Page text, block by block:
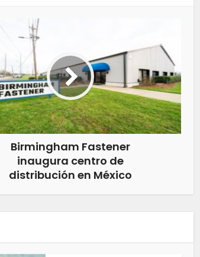
Birmingham Fastener
inaugura centro de
distribución en México